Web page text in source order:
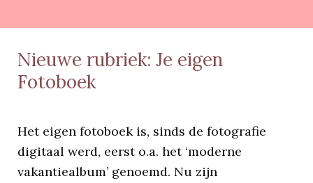
Nieuwe rubriek: Je eigen
Fotoboek
Het eigen fotoboek is, sinds de fotografie
digitaal werd, eerst o.a. het ‘moderne
vakantiealbum’ genoemd. Nu zijn